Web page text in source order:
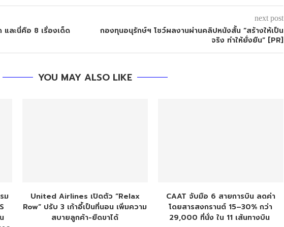
และนี่คือ 8 เรื่องเด็ด
next post
กองทุนอนุรักษ์ฯ โชว์ผลงานผ่านคลิปหนังสั้น “สร้างให้เป็น
จริง ทำให้ยั่งยืน” [PR]
YOU MAY ALSO LIKE
ม
United Airlines เปิดตัว “Relax
Row” ปรับ 3 เก้าอี้เป็นที่นอน เพิ่มความ
สบายลูกค้า-ยืดขาได้
CAAT จับมือ 6 สายการบิน ลดค่า
โดยสารสงกรานต์ 15–30% กว่า
29,000 ที่นั่ง ใน 11 เส้นทางบิน